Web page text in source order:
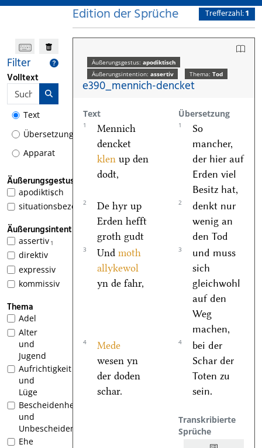
Filter
Volltext
Text
Übersetzung
Apparat
Äußerungsgestus
1
apodiktisch
situationsbezogen
Äußerungsintention
1
assertiv
direktiv
expressiv
kommissiv
Thema
Adel
Alter
und
Jugend
Aufrichtigkeit
und
Lüge
Bescheidenheit
und
Unbescheidenheit
Ehe
Edition der Sprüche Trefferzahl:1
Äußerungsgestus: apodiktisch
Äußerungsintention: assertiv Thema: Tod
e390_mennich-dencket
Text Übersetzung
1
Mennich
dencket
klen up den
dodt,
1
So
mancher,
der hier auf
Erden viel
Besitz hat,
2
De hyr up
Erden hefft
groth gudt
2
denkt nur
wenig an
den Tod
3 Und moth
allykewol
yn de fahr,
3
und muss
sich
gleichwohl
auf den
Weg
machen,
4
Mede
wesen yn
der doden
schar.
4
bei der
Schar der
Toten zu
sein.
Transkribierte
Sprüche